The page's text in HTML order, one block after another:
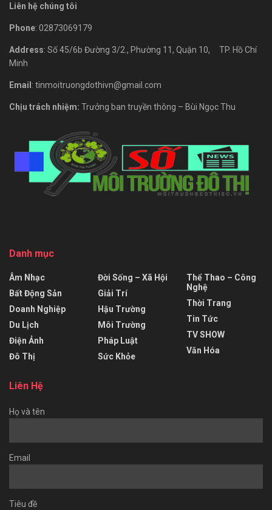
Liên hệ chúng tôi
Phone: 02873069179
Address: Số 45/6b Đường 3/2., Phường 11, Quận 10, TP. Hồ Chí
Minh
Email: tinmoitruongdothivn@gmail.com
Chịu trách nhiệm: Trưởng ban truyền thông – Bùi Ngọc Thu
Danh mục
Âm Nhạc
Bất Động Sản
Doanh Nghiệp
Du Lịch
Điện Ảnh
Đô Thị
Đời Sống – Xã Hội
Giải Trí
Hậu Trường
Môi Trường
Pháp Luật
Sức Khỏe
Thể Thao – Công
Nghệ
Thời Trang
Tin Tức
TV SHOW
Văn Hóa
Liên Hệ
Họ và tên
Email
Tiêu đề